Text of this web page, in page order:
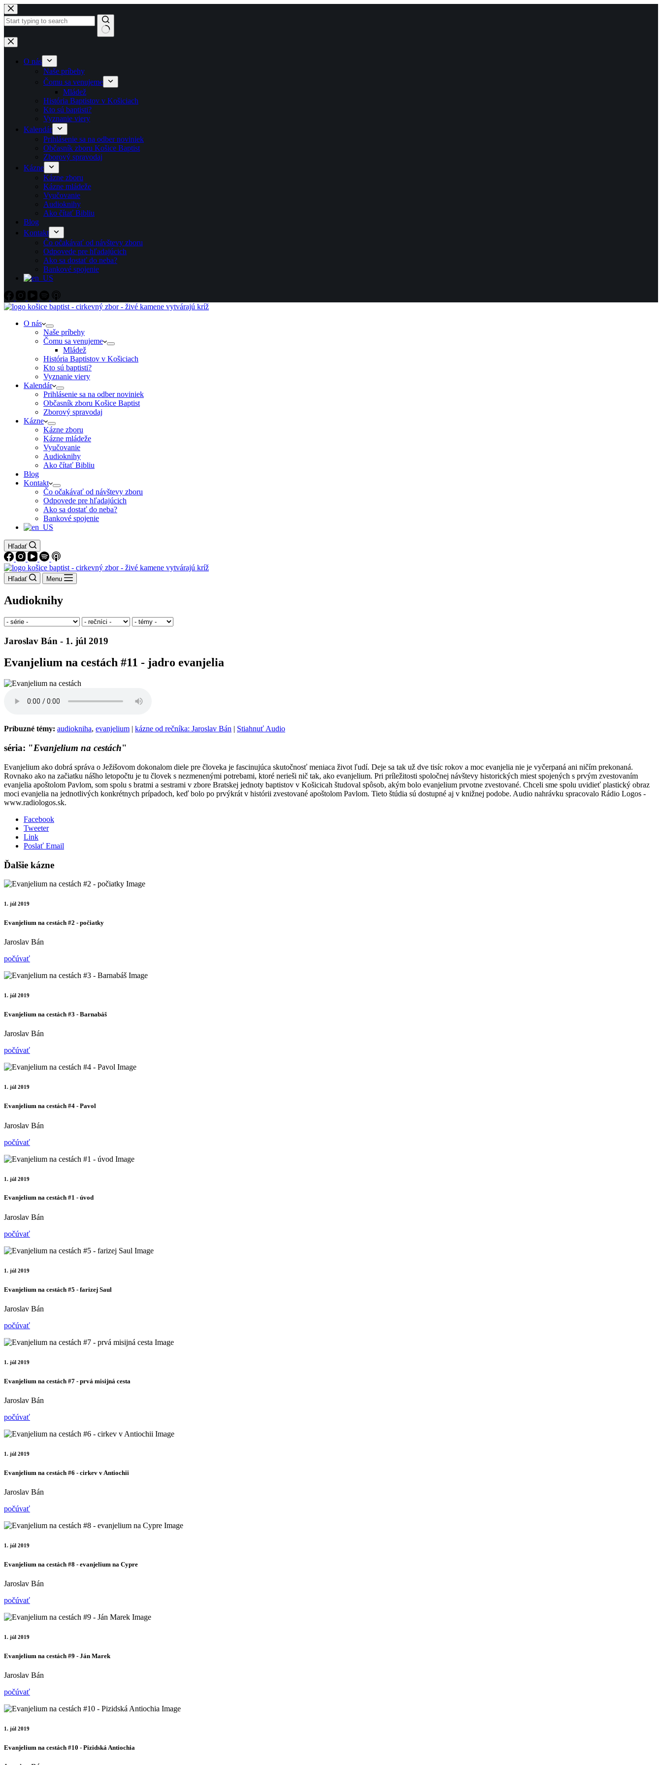
Skip to content
No results
O nás
Naše príbehy
Čomu sa venujeme
Mládež
História Baptistov v Košiciach
Kto sú baptisti?
Vyznanie viery
Kalendár
Prihlásenie sa na odber noviniek
Občasník zboru Košice Baptist
Zborový spravodaj
Kázne
Kázne zboru
Kázne mládeže
Vyučovanie
Audioknihy
Ako čítať Bibliu
Blog
Kontakt
Čo očakávať od návštevy zboru
Odpovede pre hľadajúcich
Ako sa dostať do neba?
Bankové spojenie
O nás
Naše príbehy
Čomu sa venujeme
Mládež
História Baptistov v Košiciach
Kto sú baptisti?
Vyznanie viery
Kalendár
Prihlásenie sa na odber noviniek
Občasník zboru Košice Baptist
Zborový spravodaj
Kázne
Kázne zboru
Kázne mládeže
Vyučovanie
Audioknihy
Ako čítať Bibliu
Blog
Kontakt
Čo očakávať od návštevy zboru
Odpovede pre hľadajúcich
Ako sa dostať do neba?
Bankové spojenie
Hľadať
Hľadať Menu
Audioknihy
Jaroslav Bán - 1. júl 2019
Evanjelium na cestách #11 - jadro evanjelia
Príbuzné témy: audiokniha, evanjelium | kázne od rečníka: Jaroslav Bán | Stiahnuť Audio
séria: "Evanjelium na cestách"
Evanjelium ako dobrá správa o Ježišovom dokonalom diele pre človeka je fascinujúca skutočnosť meniaca život ľudí. Deje sa tak už dve tisíc rokov a moc evanjelia nie je vyčerpaná ani ničím prekonaná.
Rovnako ako na začiatku nášho letopočtu je tu človek s nezmenenými potrebami, ktoré nerieši nič tak, ako evanjelium. Pri príležitosti spoločnej návštevy historických miest spojených s prvým zvestovaním
evanjelia apoštolom Pavlom, som spolu s bratmi a sestrami v zbore Bratskej jednoty baptistov v Košicicah študoval spôsob, akým bolo evanjelium prvotne zvestované. Chceli sme spolu uvidieť plastický obraz
moci evanjelia na jednotlivých konkrétnych prípadoch, keď bolo po prvýkrát v histórii zvestované apoštolom Pavlom. Tieto štúdia sú dostupné aj v knižnej podobe. Audio nahrávku spracovalo Rádio Logos -
www.radiologos.sk.
Facebook
Tweeter
Link
Poslať Email
Ďalšie kázne
1. júl 2019
Evanjelium na cestách #2 - počiatky
Jaroslav Bán
počúvať
1. júl 2019
Evanjelium na cestách #3 - Barnabáš
Jaroslav Bán
počúvať
1. júl 2019
Evanjelium na cestách #4 - Pavol
Jaroslav Bán
počúvať
1. júl 2019
Evanjelium na cestách #1 - úvod
Jaroslav Bán
počúvať
1. júl 2019
Evanjelium na cestách #5 - farizej Saul
Jaroslav Bán
počúvať
1. júl 2019
Evanjelium na cestách #7 - prvá misijná cesta
Jaroslav Bán
počúvať
1. júl 2019
Evanjelium na cestách #6 - cirkev v Antiochii
Jaroslav Bán
počúvať
1. júl 2019
Evanjelium na cestách #8 - evanjelium na Cypre
Jaroslav Bán
počúvať
1. júl 2019
Evanjelium na cestách #9 - Ján Marek
Jaroslav Bán
počúvať
1. júl 2019
Evanjelium na cestách #10 - Pizidská Antiochia